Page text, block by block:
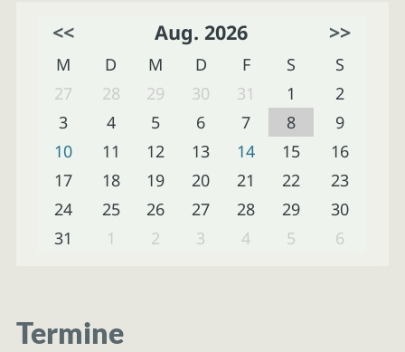
<< Aug. 2026 >>
M D M D F S
S
27
28 29 30 31 1
2
3
4 5 6 7 8
9
10
11 12 13 14 15
16
17
18 19 20 21 22
23
24
25 26 27 28 29
30
31
1 2 3 4 5 6
Termine